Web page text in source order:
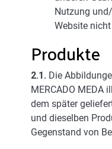
Nutzung
Website
Produkte
2.1. Die
MERCADO MEDA
dem später
und dieselben
Gegenstand von